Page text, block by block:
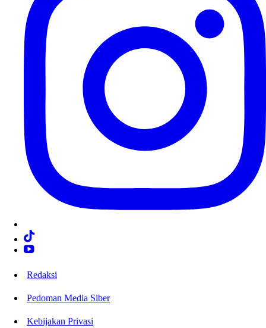
Redaksi
Pedoman Media Siber
Kebijakan Privasi